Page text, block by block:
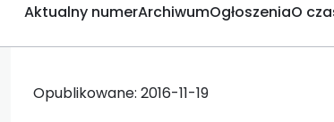
Aktualny numerArchiwumOgłoszeniaO
Opublikowane: 2016-11-19